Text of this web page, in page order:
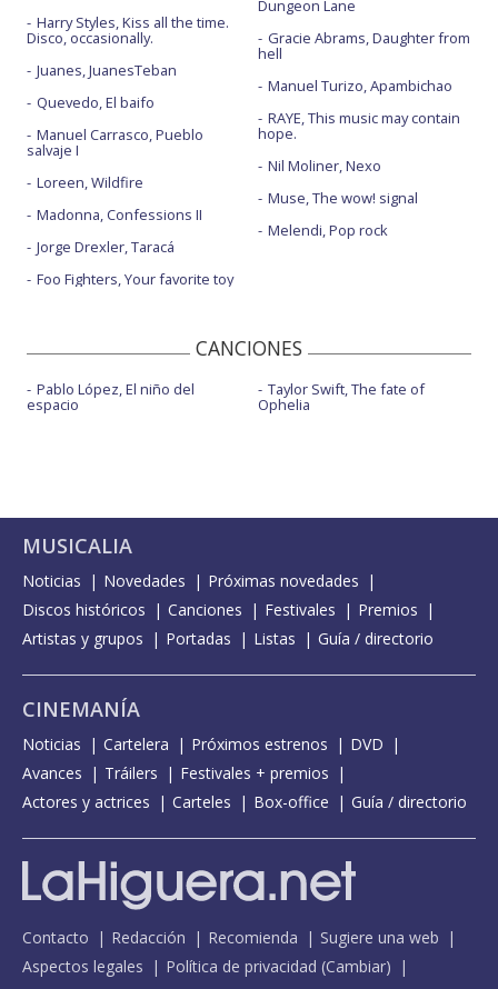
Harry Styles, Kiss all the time.
Disco, occasionally.
Juanes, JuanesTeban
Quevedo, El baifo
Manuel Carrasco, Pueblo
salvaje I
Loreen, Wildfire
Madonna, Confessions II
Jorge Drexler, Taracá
Foo Fighters, Your favorite toy
Dungeon Lane
Gracie Abrams, Daughter from
hell
Manuel Turizo, Apambichao
RAYE, This music may contain
hope.
Nil Moliner, Nexo
Muse, The wow! signal
Melendi, Pop rock
CANCIONES
Pablo López, El niño del
espacio
Taylor Swift, The fate of
Ophelia
MUSICALIA
Noticias Novedades
Próximas novedades
Discos históricos
Canciones Festivales
Premios
Artistas y grupos
Portadas Listas Guía / directorio
CINEMANÍA
Noticias Cartelera Próximos estrenos
DVD
Avances
Tráilers
Festivales + premios
Actores y actrices
Carteles Box-office Guía / directorio
Contacto Redacción Recomienda
Sugiere una web
Aspectos legales
Política de privacidad (Cambiar)